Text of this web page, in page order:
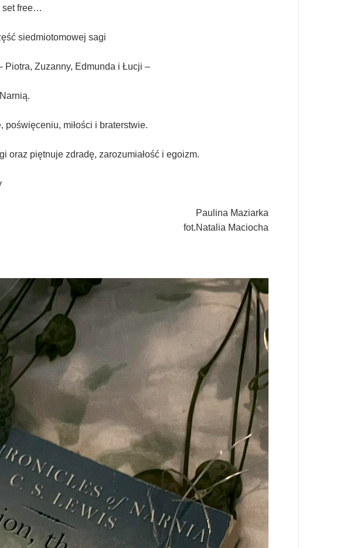
set free…
siedmiotomowej sagi
Zuzanny, Edmunda i Łucji –
miłości i braterstwie.
oraz piętnuje zdradę, zarozumiałość i egoizm.
Paulina Maziarka
fot.Natalia Maciocha